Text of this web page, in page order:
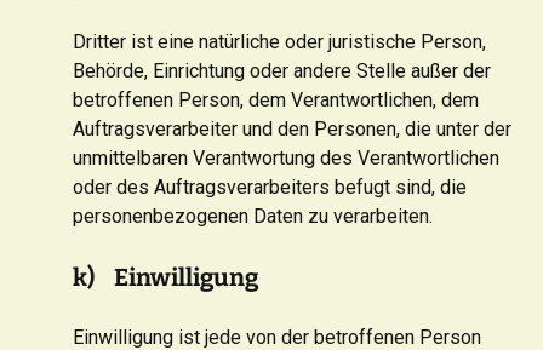
Dritter ist eine natürliche oder juristische Person,
Behörde, Einrichtung oder andere Stelle außer der
betroffenen Person, dem Verantwortlichen, dem
Auftragsverarbeiter und den Personen, die unter der
unmittelbaren Verantwortung des Verantwortlichen
oder des Auftragsverarbeiters befugt sind, die
personenbezogenen Daten zu verarbeiten.
k) Einwilligung
Einwilligung ist jede von der betroffenen Person